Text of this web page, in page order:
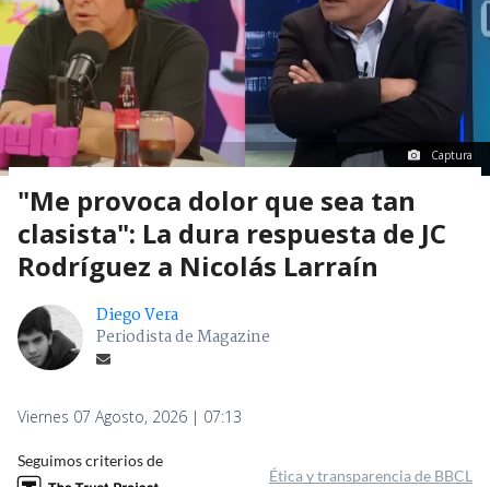
Captura
"Me provoca dolor que sea tan
clasista": La dura respuesta de JC
Rodríguez a Nicolás Larraín
Diego Vera
Periodista de Magazine
Viernes 07 Agosto, 2026 | 07:13
Seguimos criterios de
Ética y transparencia de BBCL